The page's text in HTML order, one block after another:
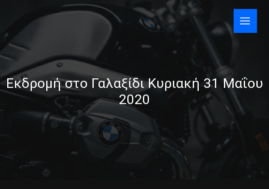
content
Εκδρομή στο Γαλαξίδι Κυριακή 31 Μαΐου
2020